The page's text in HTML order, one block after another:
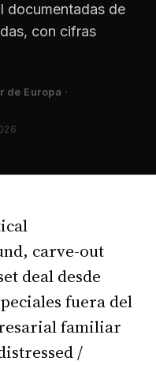
documentadas de
con cifras
de Europa ·
carve-out
deal desde
fuera del
familiar
/